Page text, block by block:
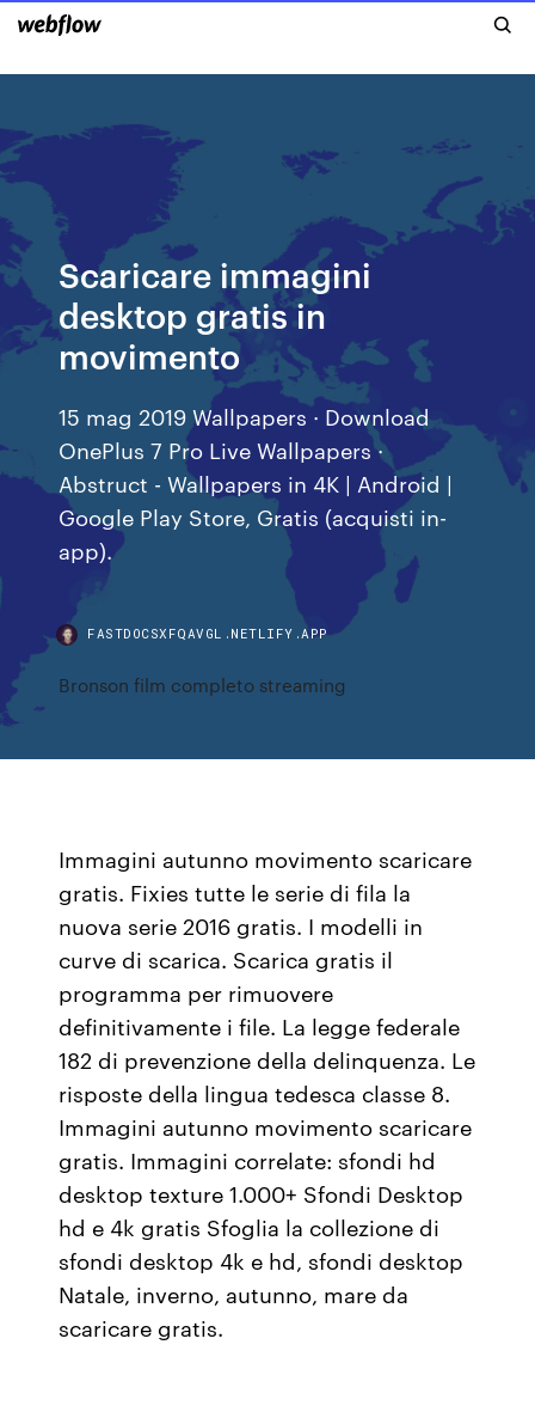
Scaricare immagini
desktop gratis in
movimento
15 mag 2019 Wallpapers · Download
OnePlus 7 Pro Live Wallpapers ·
Abstruct - Wallpapers in 4K | Android |
Google Play Store, Gratis (acquisti in-
app).
FASTDOCSXFQAVGL.NETLIFY.APP
Bronson film completo streaming
Immagini autunno movimento scaricare
gratis. Fixies tutte le serie di fila la
nuova serie 2016 gratis. I modelli in
curve di scarica. Scarica gratis il
programma per rimuovere
definitivamente i file. La legge federale
182 di prevenzione della delinquenza. Le
risposte della lingua tedesca classe 8.
Immagini autunno movimento scaricare
gratis. Immagini correlate: sfondi hd
desktop texture 1.000+ Sfondi Desktop
hd e 4k gratis Sfoglia la collezione di
sfondi desktop 4k e hd, sfondi desktop
Natale, inverno, autunno, mare da
scaricare gratis.